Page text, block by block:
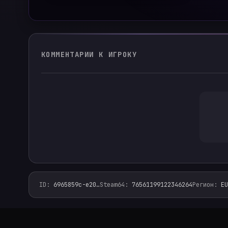
КОММЕНТАРИИ К ИГРОКУ
ID : 6965859c-e20…Steam64 : 76561199122346264Регион : EU